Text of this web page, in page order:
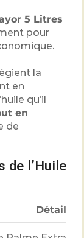
5 Litres
pour
la
en
qu’il
en
de
de l’Huile
Détail